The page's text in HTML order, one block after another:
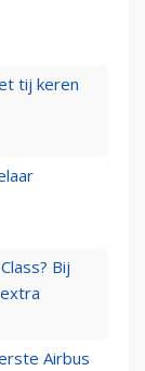
tij keren
Bij
Airbus